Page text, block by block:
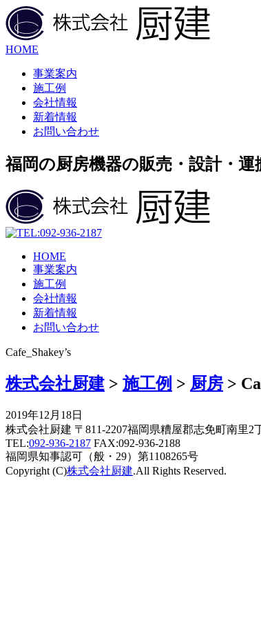
HOME
事業案内
施工例
会社情報
新着情報
お問い合わせ
福岡の厨房機器の販売・設計・
HOME
事業案内
施工例
会社情報
新着情報
お問い合わせ
Cafe_Shakey’s
株式会社厨建 > 施工例 > 厨房 >
2019年12月18日
株式会社厨建 〒811-2207福岡県糟屋郡志免町南里2
TEL:092-936-2187 FAX:092-936-2188
福岡県知事認可（般・29）第1108265号
Copyright (C)株式会社厨建.All Rights Reserved.